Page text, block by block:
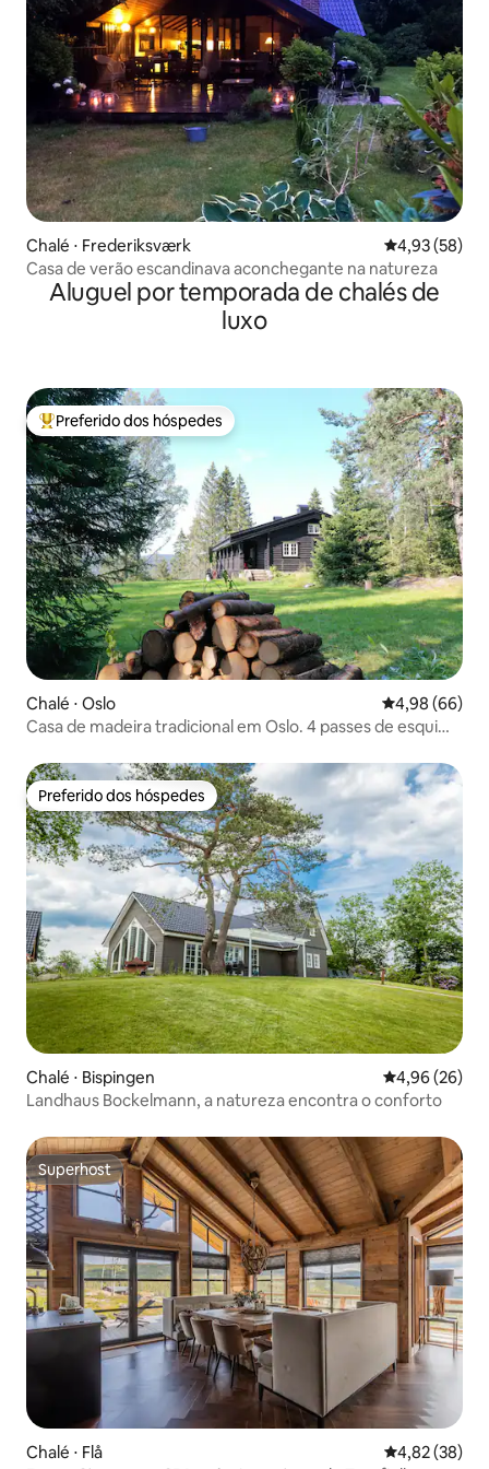
Chalé ⋅ Frederiksværk 4,93 de uma
4,93 (58)
Casa de verão escandinava aconchegante na natureza
Aluguel por temporada de chalés de
luxo
Entre os melhores preferidos dos hóspedes
Preferido dos hóspedes
Chalé ⋅ Oslo 4,98 de uma
4,98 (66)
Casa de madeira tradicional em Oslo. 4 passes de esqui
Preferido dos hóspedes
Preferido dos hóspedes
Chalé ⋅ Bispingen 4,96 de uma
4,96 (26)
Landhaus Bockelmann, a natureza encontra o conforto
Superhost
Superhost
Chalé ⋅ Flå 4,82 de uma
4,82 (38)